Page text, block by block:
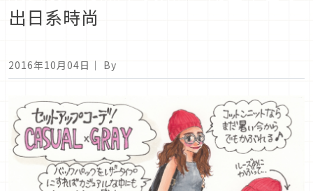
出日系時尚
2016年10月04日 ｜ By